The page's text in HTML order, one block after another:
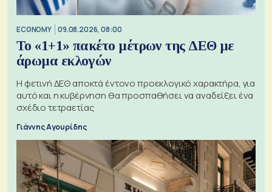
ECONOMY 09.08.2026, 08:00
Το «1+1» πακέτο μέτρων της ΔΕΘ με
άρωμα εκλογών
Η φετινή ΔΕΘ αποκτά έντονο προεκλογικό χαρακτήρα, για
αυτό και η κυβέρνηση θα προσπαθήσει να αναδείξει ένα
σχέδιο τετραετίας
Γιάννης Αγουρίδης